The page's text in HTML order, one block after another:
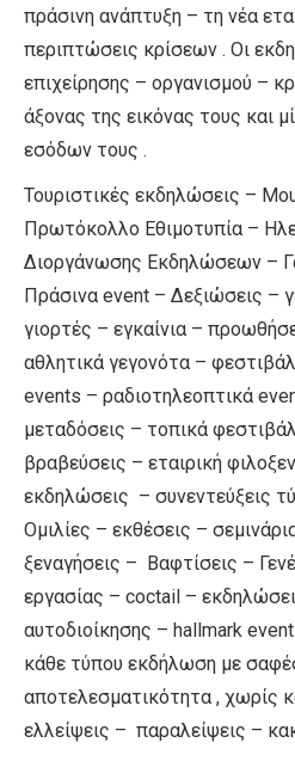
πράσινη ανάπτυξη – τη νέα
περιπτώσεις κρίσεων . Οι
επιχείρησης – οργανισμού –
άξονας της εικόνας τους και
εσόδων τους .
Τουριστικές εκδηλώσεις –
Πρωτόκολλο Εθιμοτυπία –
Διοργάνωσης Εκδηλώσεων –
Πράσινα event – Δεξιώσεις –
γιορτές – εγκαίνια –
αθλητικά γεγονότα –
events – ραδιοτηλεοπτικά
μεταδόσεις – τοπικά
βραβεύσεις – εταιρική
εκδηλώσεις – συνεντεύξεις
Ομιλίες – εκθέσεις –
ξεναγήσεις – Βαφτίσεις –
εργασίας – coctail –
αυτοδιοίκησης – hallmark
κάθε τύπου εκδήλωση με
αποτελεσματικότητα , χωρίς
ελλείψεις – παραλείψεις –